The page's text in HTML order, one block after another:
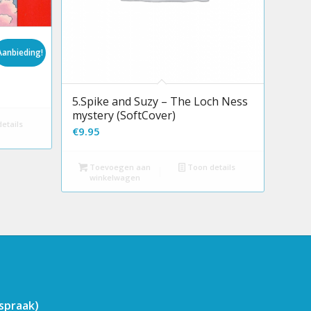
5.Spike and Suzy – The Loch Ness
mystery (SoftCover)
€9.95
Toevoegen aan
winkelwagen
Toon details